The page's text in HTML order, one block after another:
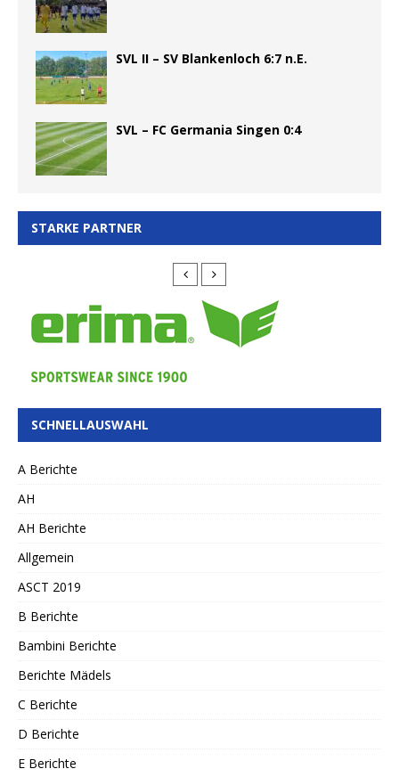
SVL II – SV Blankenloch 6:7 n.E.
SVL – FC Germania Singen 0:4
STARKE PARTNER
SCHNELLAUSWAHL
A Berichte
AH
AH Berichte
Allgemein
ASCT 2019
B Berichte
Bambini Berichte
Berichte Mädels
C Berichte
D Berichte
E Berichte